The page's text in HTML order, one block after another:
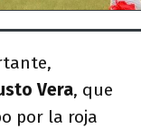
Vera, que
por la roja